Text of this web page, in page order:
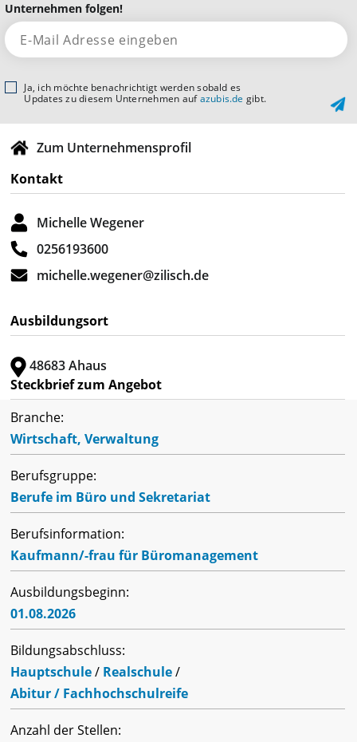
Unternehmen folgen!
Ja, ich möchte benachrichtigt werden sobald es
Updates zu diesem Unternehmen aufazubis.de gibt.
Zum Unternehmensprofil
Kontakt
Michelle Wegener
0256193600
michelle.wegener@zilisch.de
Ausbildungsort
48683 Ahaus
Steckbrief zum Angebot
Branche:
Wirtschaft, Verwaltung
Berufsgruppe:
Berufe im Büro und Sekretariat
Berufsinformation:
Kaufmann/-frau für Büromanagement
Ausbildungsbeginn:
01.08.2026
Bildungsabschluss:
Hauptschule/ Realschule/
Abitur / Fachhochschulreife
Anzahl der Stellen: